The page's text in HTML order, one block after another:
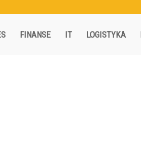
FINANSE IT LOGISTYKA